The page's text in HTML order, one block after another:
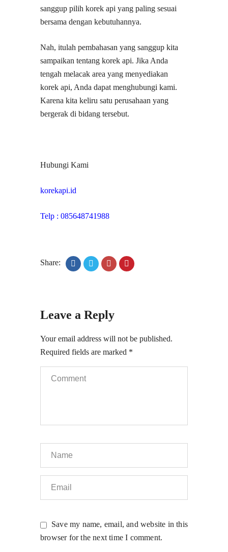
sanggup pilih korek api yang paling sesuai
bersama dengan kebutuhannya.
Nah, itulah pembahasan yang sanggup kita
sampaikan tentang korek api. Jika Anda
tengah melacak area yang menyediakan
korek api, Anda dapat menghubungi kami.
Karena kita keliru satu perusahaan yang
bergerak di bidang tersebut.
Hubungi Kami
korekapi.id
Telp : 085648741988
Share:
Leave a Reply
Your email address will not be published.
Required fields are marked *
Save my name, email, and website in this
browser for the next time I comment.